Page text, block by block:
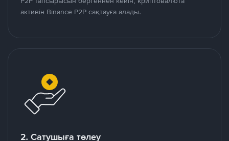
активін Binance P2P сақтауға алады.
2. Сатушыға төлеу